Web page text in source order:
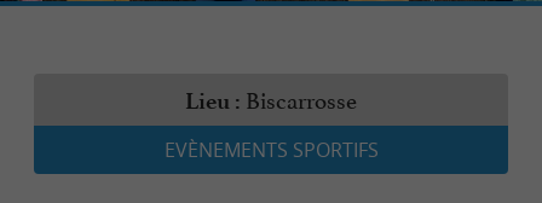
Lieu : Biscarrosse
EVÈNEMENTS SPORTIFS